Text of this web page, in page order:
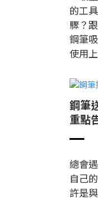
的工
驟？
鋼筆
使用
鋼筆
重點
總會
自己
許是